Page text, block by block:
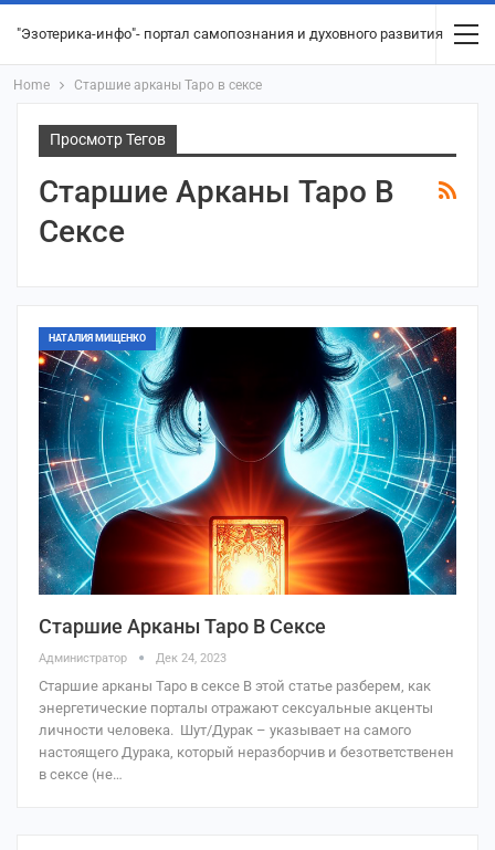
"Эзотерика-инфо"- портал самопознания и духовного развития
Home Старшие арканы Таро в сексе
Просмотр Тегов
Старшие Арканы Таро В
Сексе
НАТАЛИЯ МИЩЕНКО
Старшие Арканы Таро В Сексе
Администратор Дек 24, 2023
Старшие арканы Таро в сексе В этой статье разберем, как
энергетические порталы отражают сексуальные акценты
личности человека. Шут/Дурак – указывает на самого
настоящего Дурака, который неразборчив и безответственен
в сексе (не…